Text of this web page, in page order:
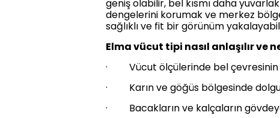
geniş olabilir, bel kısmı daha
dengelerini korumak ve merkez
sağlıklı ve fit bir görünüm
Elma vücut tipi nasıl anlaşılır ve
· Vücut ölçülerinde bel çevresinin
· Karın ve göğüs bölgesinde
· Bacakların ve kalçaların